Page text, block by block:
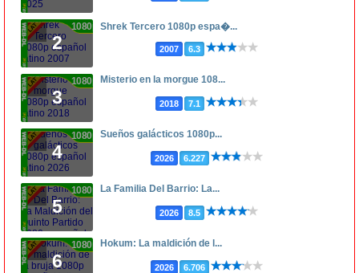
2
1080p Shrek Tercero 1080p espa�...
2007 6.3
3
1080p Misterio en la morgue 108...
2018 7.1
4
1080p Sueños galácticos 1080p...
2026 6.227
5
1080p La Familia Del Barrio: La...
2026 8.5
6
1080p Hokum: La maldición de l...
2026 6.706